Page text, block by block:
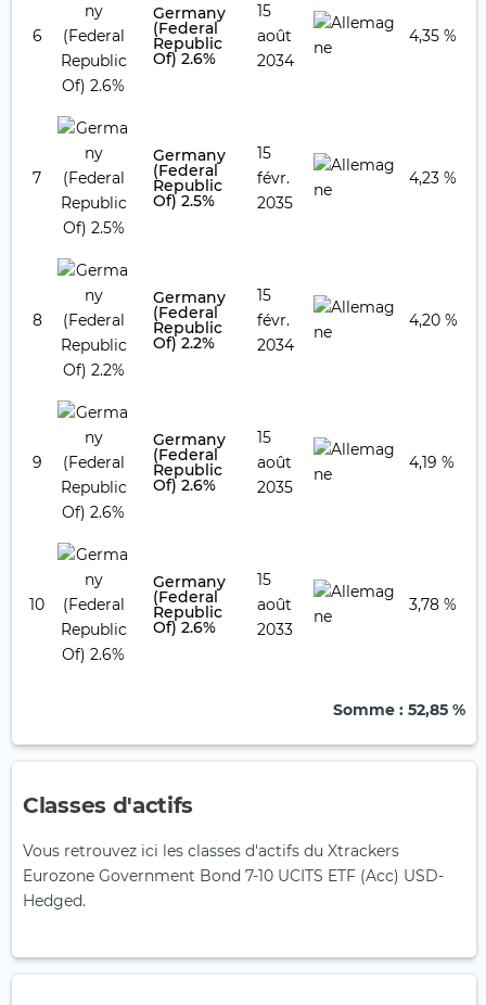
6
Germany
(Federal
Republic
Of) 2.6%
15
août
2034
4,35 %
7
Germany
(Federal
Republic
Of) 2.5%
15
févr.
2035
4,23 %
8
Germany
(Federal
Republic
Of) 2.2%
15
févr.
2034
4,20 %
9
Germany
(Federal
Republic
Of) 2.6%
15
août
2035
4,19 %
10
Germany
(Federal
Republic
Of) 2.6%
15
août
2033
3,78 %
Somme : 52,85 %
Classes d'actifs
Vous retrouvez ici les classes d'actifs du Xtrackers
Eurozone Government Bond 7-10 UCITS ETF (Acc) USD-
Hedged.